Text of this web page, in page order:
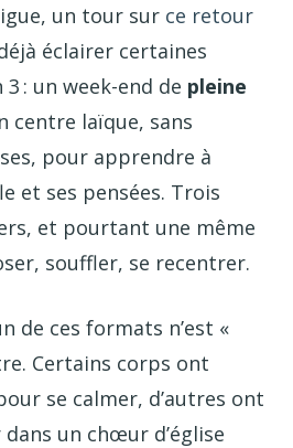
un tour sur ce retour
éclairer certaines
: un week-end de pleine
centre laïque, sans
pour apprendre à
et ses pensées. Trois
et pourtant une même
souffler, se recentrer.
de ces formats n’est «
Certains corps ont
se calmer, d’autres ont
un chœur d’église